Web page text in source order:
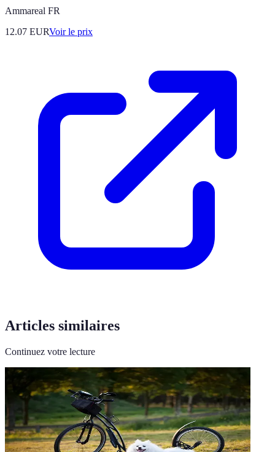
Ammareal FR
12.07 EURVoir le prix
Articles similaires
Continuez votre lecture